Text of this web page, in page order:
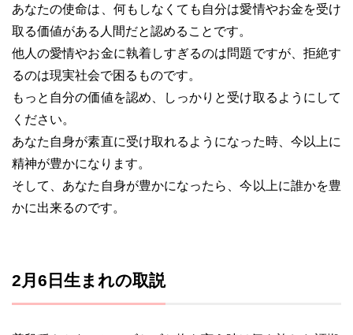
あなたの使命は、何もしなくても自分は愛情やお金を受け
取る価値がある人間だと認めることです。
他人の愛情やお金に執着しすぎるのは問題ですが、拒絶す
るのは現実社会で困るものです。
もっと自分の価値を認め、しっかりと受け取るようにして
ください。
あなた自身が素直に受け取れるようになった時、今以上に
精神が豊かになります。
そして、あなた自身が豊かになったら、今以上に誰かを豊
かに出来るのです。
2月6日生まれの取説